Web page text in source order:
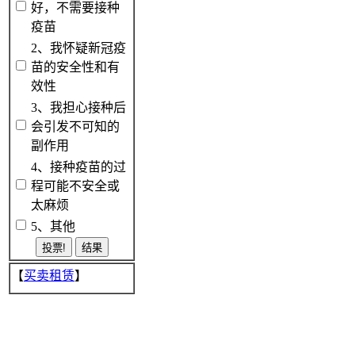
好，不需要接种
疫苗
2、我怀疑新冠疫
苗的安全性和有
效性
3、我担心接种后
会引发不可知的
副作用
4、接种疫苗的过
程可能不安全或
太麻烦
5、其他
【买卖租赁】